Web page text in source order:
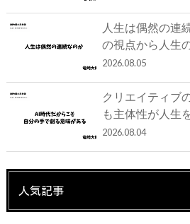
人生は偶然の連
の視点から人生
2026.08.05
クリエイティブ
も主体性が人生
2026.08.04
人気記事